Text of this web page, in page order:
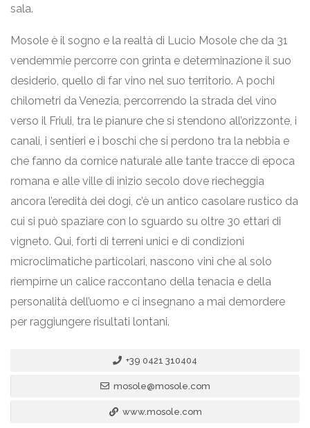
sala.
Mosole è il sogno e la realtà di Lucio Mosole che da 31
vendemmie percorre con grinta e determinazione il suo
desiderio, quello di far vino nel suo territorio. A pochi
chilometri da Venezia, percorrendo la strada del vino
verso il Friuli, tra le pianure che si stendono all’orizzonte, i
canali, i sentieri e i boschi che si perdono tra la nebbia e
che fanno da cornice naturale alle tante tracce di epoca
romana e alle ville di inizio secolo dove riecheggia
ancora l’eredità dei dogi, c’è un antico casolare rustico da
cui si può spaziare con lo sguardo su oltre 30 ettari di
vigneto. Qui, forti di terreni unici e di condizioni
microclimatiche particolari, nascono vini che al solo
riempirne un calice raccontano della tenacia e della
personalità dell’uomo e ci insegnano a mai demordere
per raggiungere risultati lontani.
+39 0421 310404
mosole@mosole.com
www.mosole.com